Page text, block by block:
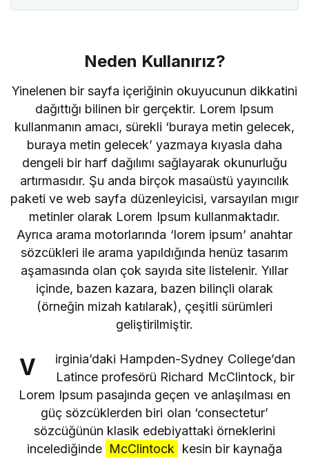
Neden Kullanırız?
Yinelenen bir sayfa içeriğinin okuyucunun dikkatini
dağıttığı bilinen bir gerçektir. Lorem Ipsum
kullanmanın amacı, sürekli ‘buraya metin gelecek,
buraya metin gelecek’ yazmaya kıyasla daha
dengeli bir harf dağılımı sağlayarak okunurluğu
artırmasıdır. Şu anda birçok masaüstü yayıncılık
paketi ve web sayfa düzenleyicisi, varsayılan mıgır
metinler olarak Lorem Ipsum kullanmaktadır.
Ayrıca arama motorlarında ‘lorem ipsum’ anahtar
sözcükleri ile arama yapıldığında henüz tasarım
aşamasında olan çok sayıda site listelenir. Yıllar
içinde, bazen kazara, bazen bilinçli olarak
(örneğin mizah katılarak), çeşitli sürümleri
geliştirilmiştir.
V
irginia’daki Hampden-Sydney College’dan
Latince profesörü Richard McClintock, bir
Lorem Ipsum pasajında geçen ve anlaşılması en
güç sözcüklerden biri olan ‘consectetur’
sözcüğünün klasik edebiyattaki örneklerini
incelediğinde McClintock
kesin bir kaynağa